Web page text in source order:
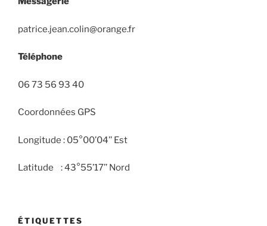
patrice.jean.colin@orange.fr
Téléphone
06 73 56 93 40
Coordonnées GPS
Longitude : 05°00’04’’ Est
Latitude : 43°55’17’’ Nord
ÉTIQUETTES